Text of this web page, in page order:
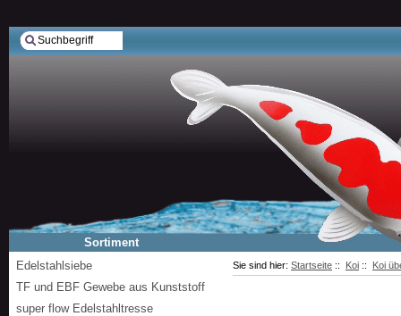
Sie sind hier: Startseite :: Koi :: Koi
Sortiment
Edelstahlsiebe
TF und EBF Gewebe aus Kunststoff
super flow Edelstahltresse